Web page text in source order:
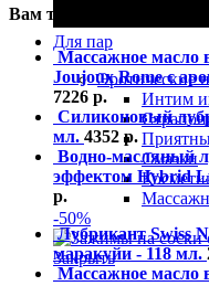
Для пар
Эротические
Интим
Смазки
-50%
Закрыть
Вам также могут
Массажное масло
Joujoux Rome с
7226 р.
Силиконовый
мл. 4352 р.
Водно-масляный
эффектом Hybrid
р.
Лубрикант Swiss
маракуйи - 118 мл.
Массажное масло